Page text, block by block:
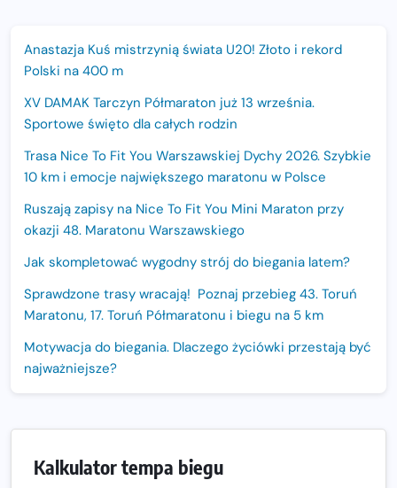
Anastazja Kuś mistrzynią świata U20! Złoto i rekord
Polski na 400 m
XV DAMAK Tarczyn Półmaraton już 13 września.
Sportowe święto dla całych rodzin
Trasa Nice To Fit You Warszawskiej Dychy 2026. Szybkie
10 km i emocje największego maratonu w Polsce
Ruszają zapisy na Nice To Fit You Mini Maraton przy
okazji 48. Maratonu Warszawskiego
Jak skompletować wygodny strój do biegania latem?
Sprawdzone trasy wracają! Poznaj przebieg 43. Toruń
Maratonu, 17. Toruń Półmaratonu i biegu na 5 km
Motywacja do biegania. Dlaczego życiówki przestają być
najważniejsze?
Sprawdzony przebieg i profil stworzony do szybkiego
Kalkulator tempa biegu